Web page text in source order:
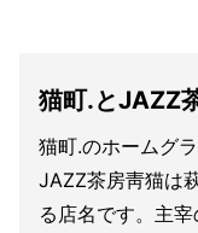
猫町.とJAZZ
猫町.のホームグ
JAZZ茶房靑猫は
る店名です。主